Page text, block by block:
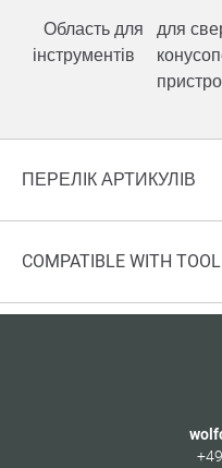
Область для
інструментів
для
ПЕРЕЛІК АРТИКУЛІВ
COMPATIBLE WITH TOOL